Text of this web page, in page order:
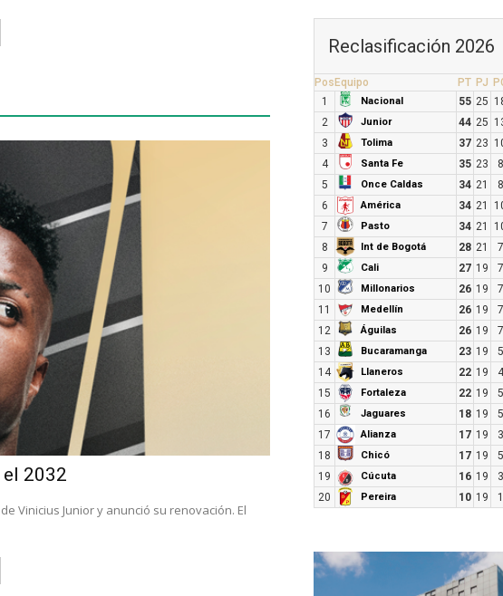
2032
Vinicius Junior y anunció su renovación. El
Reclasificación 2026
PosEquipo PT PJ
1
Nacional 55 25
2
Junior 44 25
3
Tolima 37 23
4
Santa Fe 35 23 8
5
Once Caldas 34 21 8
6
América 34 21
7
Pasto 34 21
8
Int de Bogotá 28 21 7
9
Cali 27 19 7
10
Millonarios 26 19 7
11
Medellín 26 19 7
12
Águilas 26 19 7
13
Bucaramanga 23 19 5
14
Llaneros 22 19 4
15
Fortaleza 22 19 5
16
Jaguares 18 19 5
17
Alianza 17 19 3
18
Chicó 17 19 5
19
Cúcuta 16 19 3
20
Pereira 10 19 1